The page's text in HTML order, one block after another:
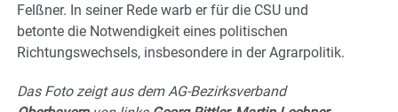
Felßner. In seiner Rede warb er für die CSU und
betonte die Notwendigkeit eines politischen
Richtungswechsels, insbesondere in der Agrarpolitik.
Das Foto zeigt aus dem AG-Bezirksverband